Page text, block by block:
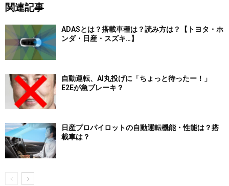
関連記事
ADASとは？搭載車種は？読み方は？【トヨタ・ホ
ンダ・日産・スズキ…】
自動運転、AI丸投げに「ちょっと待ったー！」
E2Eが急ブレーキ？
日産プロパイロットの自動運転機能・性能は？搭
載車は？